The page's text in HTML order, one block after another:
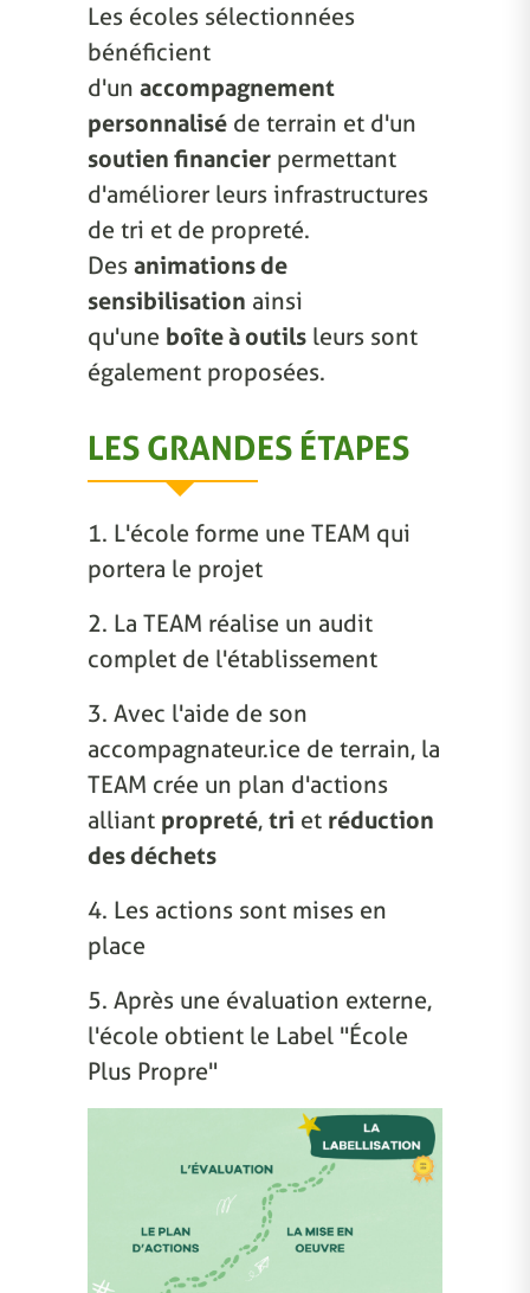
Les écoles sélectionnées
bénéficient
d'un accompagnement
personnalisé de terrain et d'un
soutien financier permettant
d'améliorer leurs infrastructures
de tri et de propreté.
Des animations de
sensibilisation ainsi
qu'une boîte à outils leurs sont
également proposées.
LES GRANDES ÉTAPES
1. L'école forme une TEAM qui
portera le projet
2. La TEAM réalise un audit
complet de l'établissement
3. Avec l'aide de son
accompagnateur.ice de terrain, la
TEAM crée un plan d'actions
alliant propreté, tri et réduction
des déchets
4. Les actions sont mises en
place
5. Après une évaluation externe,
l'école obtient le Label "École
Plus Propre"